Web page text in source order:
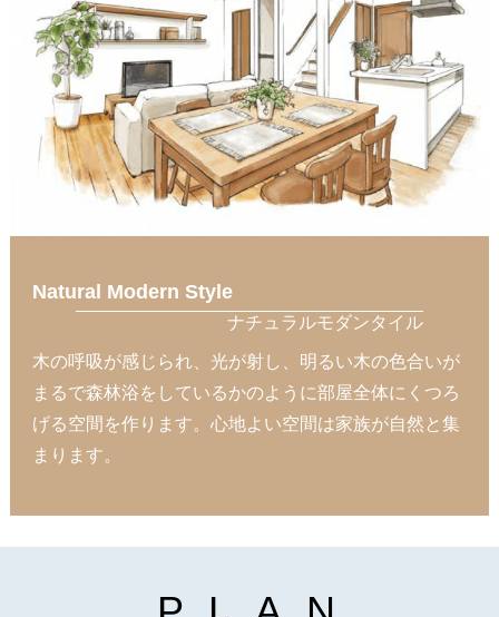
French Modern Style
フレンチモダンタイル
ナチュラルカラーが良く似合う。 やさしいホワイトカ
ラーが包み込む空間。 海外の自然豊かな地域に建つ邸
宅のような雰囲気はエレガントな家具との相性も良く
休日の午後には大人が集う優雅な時間を過ごし、あな